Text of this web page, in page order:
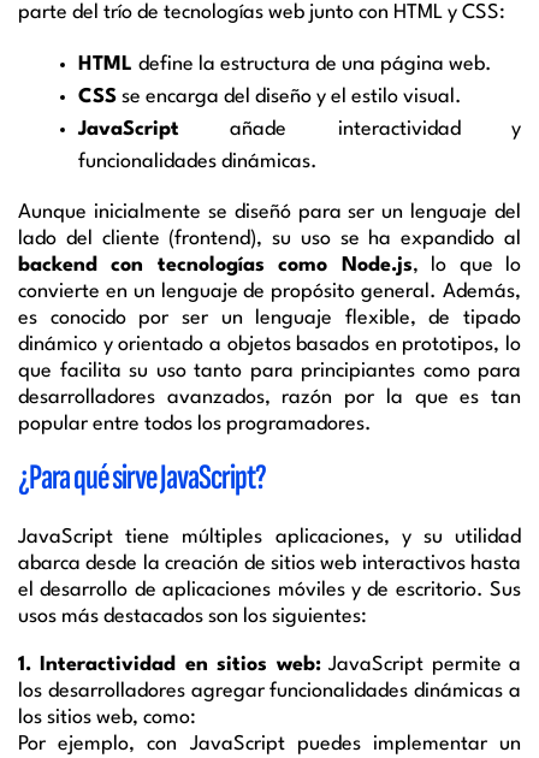
parte del trío de tecnologías web junto con HTML y CSS:
HTML define la estructura de una página web.
CSS se encarga del diseño y el estilo visual.
JavaScript añade interactividad y
funcionalidades dinámicas.
Aunque inicialmente se diseñó para ser un lenguaje del
lado del cliente (frontend), su uso se ha expandido al
backend con tecnologías como Node.js, lo que lo
convierte en un lenguaje de propósito general. Además,
es conocido por ser un lenguaje flexible, de tipado
dinámico y orientado a objetos basados en prototipos, lo
que facilita su uso tanto para principiantes como para
desarrolladores avanzados, razón por la que es tan
popular entre todos los programadores.
¿Para qué sirve JavaScript?
JavaScript tiene múltiples aplicaciones, y su utilidad
abarca desde la creación de sitios web interactivos hasta
el desarrollo de aplicaciones móviles y de escritorio. Sus
usos más destacados son los siguientes:
1. Interactividad en sitios web:JavaScript permite a
los desarrolladores agregar funcionalidades dinámicas a
los sitios web, como:
Por ejemplo, con JavaScript puedes implementar un